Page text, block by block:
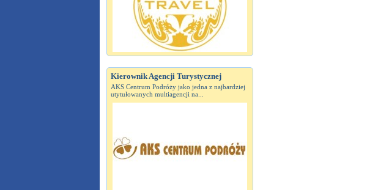
Kierownik Agencji Turystycznej
AKS Centrum Podróży jako jedna z najbardziej
utytułowanych multiagencji na...